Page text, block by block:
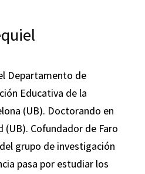
Departamento de
Educativa de la
(UB). Doctorando en
(UB). Cofundador de Faro
grupo de investigación
pasa por estudiar los